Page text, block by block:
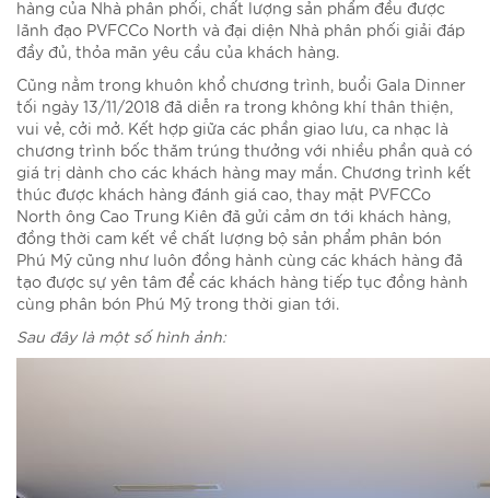
hàng của Nhà phân phối, chất lượng sản phẩm đều được
lãnh đạo PVFCCo North và đại diện Nhà phân phối giải đáp
đầy đủ, thỏa mãn yêu cầu của khách hàng.
Cũng nằm trong khuôn khổ chương trình, buổi Gala Dinner
tối ngày 13/11/2018 đã diễn ra trong không khí thân thiện,
vui vẻ, cởi mở. Kết hợp giữa các phần giao lưu, ca nhạc là
chương trình bốc thăm trúng thưởng với nhiều phần quà có
giá trị dành cho các khách hàng may mắn. Chương trình kết
thúc được khách hàng đánh giá cao, thay mặt PVFCCo
North ông Cao Trung Kiên đã gửi cảm ơn tới khách hàng,
đồng thời cam kết về chất lượng bộ sản phẩm phân bón
Phú Mỹ cũng như luôn đồng hành cùng các khách hàng đã
tạo được sự yên tâm để các khách hàng tiếp tục đồng hành
cùng phân bón Phú Mỹ trong thời gian tới.
Sau đây là một số hình ảnh: